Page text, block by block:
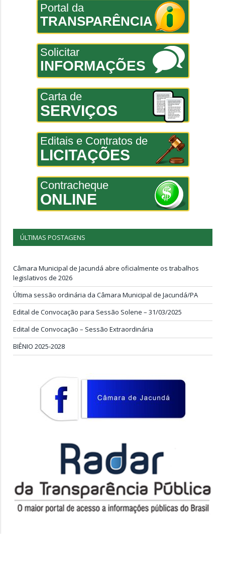
Portal da
TRANSPARÊNCIA
Solicitar
INFORMAÇÕES
Carta de
SERVIÇOS
Editais e Contratos de
LICITAÇÕES
Contracheque
ONLINE
ÚLTIMAS POSTAGENS
Câmara Municipal de Jacundá abre oficialmente os trabalhos
legislativos de 2026
Última sessão ordinária da Câmara Municipal de Jacundá/PA
Edital de Convocação para Sessão Solene – 31/03/2025
Edital de Convocação – Sessão Extraordinária
BIÊNIO 2025-2028